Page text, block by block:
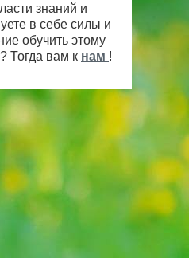
знаний и
в себе силы и
обучить этому
Тогда вам к нам !